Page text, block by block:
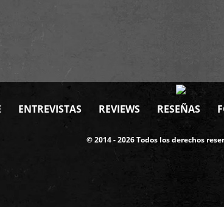
ENTREVISTAS REVIEWS RESEÑAS
© 2014 - 2026 Todos los derechos